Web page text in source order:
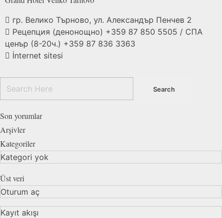
гр. Велико Търново, ул. Александър Пенчев 2
Рецепция (денонощно) +359 87 850 5505 / СПА
ценър (8-20ч.) +359 87 836 3363
İnternet sitesi
Son yorumlar
Arşivler
Kategoriler
Kategori yok
Üst veri
Oturum aç
Kayıt akışı